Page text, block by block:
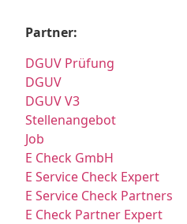
Partner:
DGUV Prüfung
DGUV
DGUV V3
Stellenangebot
Job
E Check GmbH
E Service Check Expert
E Service Check Partners
E Check Partner Expert